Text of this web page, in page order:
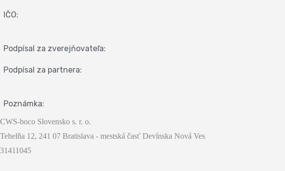
IČO:
Podpísal za zverejňovateľa:
Podpísal za partnera:
Poznámka:
CWS-boco Slovensko s. r. o.
Tehelňa 12, 241 07 Bratislava - mestská časť Devínska Nová Ves
31411045